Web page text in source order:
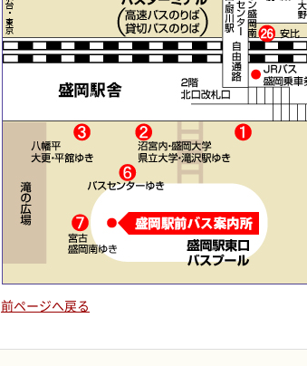
前ページへ戻る